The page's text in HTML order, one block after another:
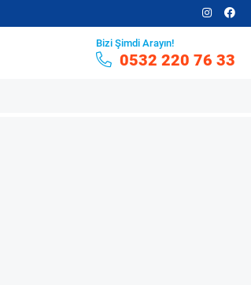
Bizi Şimdi Arayın!
0532 220 76 33